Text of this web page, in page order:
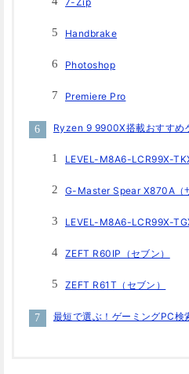
Handbrake
Photoshop
Premiere Pro
Ryzen 9 9900X搭載おすすめ
LEVEL-M8A6-LCR99X-
G-Master Spear X870A（
LEVEL-M8A6-LCR99X-
ZEFT R60IP（セブン）
ZEFT R61T（セブン）
最短で選ぶ！ゲーミングPC検